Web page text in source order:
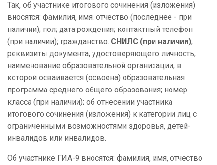
Так, об участнике итогового сочинения (изложения)
вносятся: фамилия, имя, отчество (последнее - при
наличии); пол; дата рождения; контактный телефон
(при наличии); гражданство; СНИЛС (при наличии);
реквизиты документа, удостоверяющего личность;
наименование образовательной организации, в
которой осваивается (освоена) образовательная
программа среднего общего образования; номер
класса (при наличии); об отнесении участника
итогового сочинения (изложения) к категории лиц с
ограниченными возможностями здоровья, детей-
инвалидов или инвалидов.
Об участнике ГИА-9 вносятся: фамилия, имя, отчество